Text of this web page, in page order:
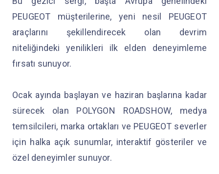
PEUGEOT müşterilerine, yeni nesil PEUGEOT
araçlarını şekillendirecek olan devrim
niteliğindeki yenilikleri ilk elden deneyimleme
fırsatı sunuyor.
Ocak ayında başlayan ve haziran başlarına kadar
sürecek olan POLYGON ROADSHOW, medya
temsilcileri, marka ortakları ve PEUGEOT severler
için halka açık sunumlar, interaktif gösteriler ve
özel deneyimler sunuyor.